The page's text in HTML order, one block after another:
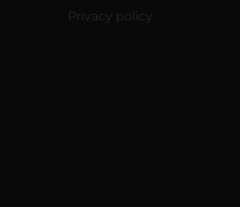
Privacy policy